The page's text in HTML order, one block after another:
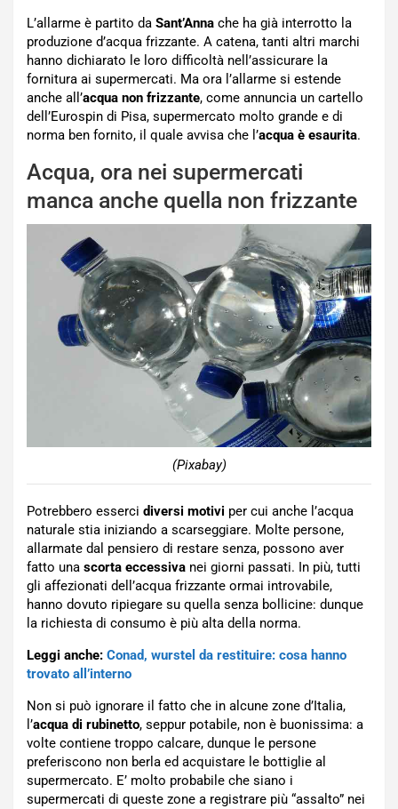
L’allarme è partito da Sant’Anna che ha già interrotto la
produzione d’acqua frizzante. A catena, tanti altri marchi
hanno dichiarato le loro difficoltà nell’assicurare la
fornitura ai supermercati. Ma ora l’allarme si estende
anche all’acqua non frizzante, come annuncia un cartello
dell’Eurospin di Pisa, supermercato molto grande e di
norma ben fornito, il quale avvisa che l’acqua è esaurita.
Acqua, ora nei supermercati
manca anche quella non frizzante
(Pixabay)
Potrebbero esserci diversi motivi per cui anche l’acqua
naturale stia iniziando a scarseggiare. Molte persone,
allarmate dal pensiero di restare senza, possono aver
fatto una scorta eccessiva nei giorni passati. In più, tutti
gli affezionati dell’acqua frizzante ormai introvabile,
hanno dovuto ripiegare su quella senza bollicine: dunque
la richiesta di consumo è più alta della norma.
Leggi anche: Conad, wurstel da restituire: cosa hanno
trovato all’interno
Non si può ignorare il fatto che in alcune zone d’Italia,
l’acqua di rubinetto, seppur potabile, non è buonissima: a
volte contiene troppo calcare, dunque le persone
preferiscono non berla ed acquistare le bottiglie al
supermercato. E’ molto probabile che siano i
supermercati di queste zone a registrare più “assalto” nei